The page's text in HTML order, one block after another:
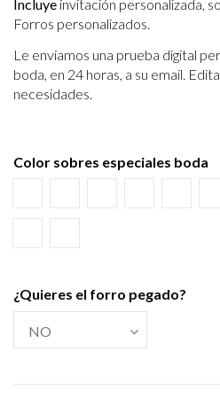
Incluye invitación personalizada,
Forros personalizados.
Le enviamos una prueba digital
boda, en 24 horas, a su email.
necesidades.
Color sobres especiales boda
¿Quieres el forro pegado?